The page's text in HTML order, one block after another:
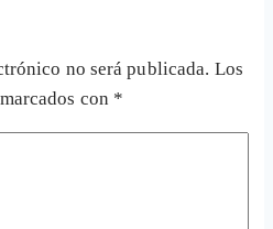
no será publicada. Los
con *